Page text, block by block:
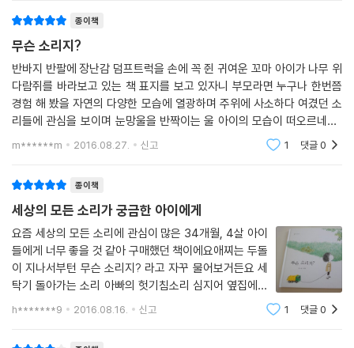
종이책
무슨 소리지?
반바지 반팔에 장난감 덤프트럭을 손에 꼭 쥔 귀여운 꼬마 아이가 나무 위
다람쥐를 바라보고 있는 책 표지를 보고 있자니 부모라면 누구나 한번쯤
경험 해 봤을 자연의 다양한 모습에 열광하며 주위에 사소하다 여겼던 소
리들에 관심을 보이며 눈망울을 반짝이는 울 아이의 모습이 떠오르네요..
무슨 소리지? 제목만 보면 아이와 함께 다니며 주위 다양한 소리들로 자연
m******m 2016.08.27. 신고 1 댓글0
종이책
세상의 모든 소리가 궁금한 아이에게
요즘 세상의 모든 소리에 관심이 많은 34개월, 4살 아이
들에게 너무 좋을 것 같아 구매했던 책이에요애찌는 두돌
이 지나서부턴 무슨 소리지? 라고 자꾸 물어보거든요 세
탁기 돌아가는 소리 아빠의 헛기침소리 심지어 옆집에서
싸우는 소리마저 신기한 꼬꼬마였어요요즘엔 매미가 줄
h*******9 2016.08.16. 신고 1 댓글0